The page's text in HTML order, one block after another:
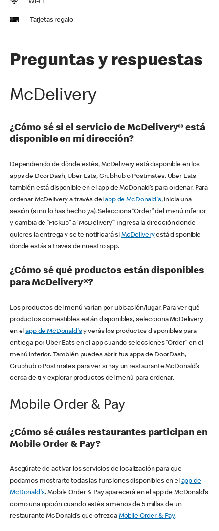
Wi-Fi
Tarjetas regalo
Preguntas y respuestas
McDelivery
¿Cómo sé si el servicio de McDelivery® está
disponible en mi dirección?
Dependiendo de dónde estés, McDelivery está disponible en los
apps de DoorDash, Uber Eats, Grubhub o Postmates. Uber Eats
también está disponible en el app de McDonald’s para ordenar. Para
ordenar McDelivery a través delapp de McDonald's, inicia una
sesión (si no lo has hecho ya). Selecciona “Order” del menú inferior
y cambia de “Pickup” a “McDelivery’” Ingresa la dirección donde
quieres la entrega y se te notificará si McDeliveryestá disponible
donde estás a través de nuestro app.
¿Cómo sé qué productos están disponibles
para McDelivery®?
Los productos del menú varían por ubicación/lugar. Para ver qué
productos comestibles están disponibles, selecciona McDelivery
en elapp de McDonald'sy verás los productos disponibles para
entrega por Uber Eats en el app cuando selecciones “Order” en el
menú inferior. También puedes abrir tus apps de DoorDash,
Grubhub o Postmates para ver si hay un restaurante McDonald’s
cerca de ti y explorar productos del menú para ordenar.
Mobile Order & Pay
¿Cómo sé cuáles restaurantes participan en
Mobile Order & Pay?
Asegúrate de activar los servicios de localización para que
podamos mostrarte todas las funciones disponibles en el app de
McDonald's. Mobile Order & Pay aparecerá en el app de McDonald’s
como una opción cuando estés a menos de 5 millas de un
restaurante McDonald’s que ofrezca Mobile Order & Pay.